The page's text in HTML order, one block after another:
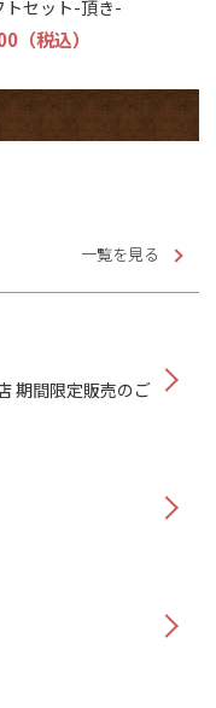
トセット-頂き-
（税込）
一覧を見る
期間限定販売のご